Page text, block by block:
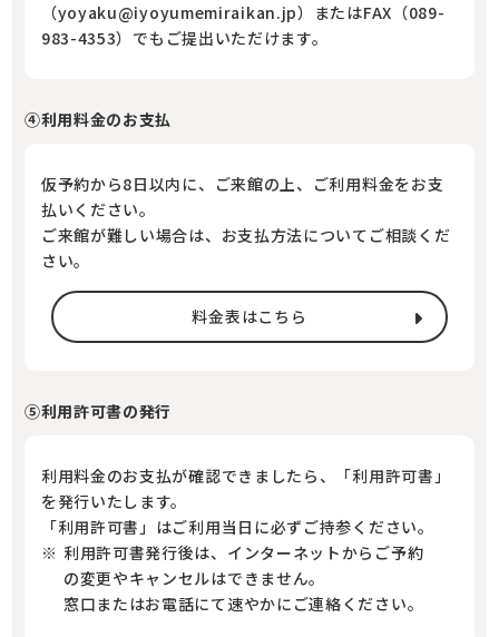
（yoyaku@iyoyumemiraikan.jp）またはFAX（089-
983-4353）でもご提出いただけます。
④利用料金のお支払
仮予約から8日以内に、ご来館の上、ご利用料金をお支
払いください。
ご来館が難しい場合は、お支払方法についてご相談くだ
さい。
料金表はこちら
⑤利用許可書の発行
利用料金のお支払が確認できましたら、「利用許可書」
を発行いたします。
「利用許可書」はご利用当日に必ずご持参ください。
利用許可書発行後は、インターネットからご予約
の変更やキャンセルはできません。
窓口またはお電話にて速やかにご連絡ください。